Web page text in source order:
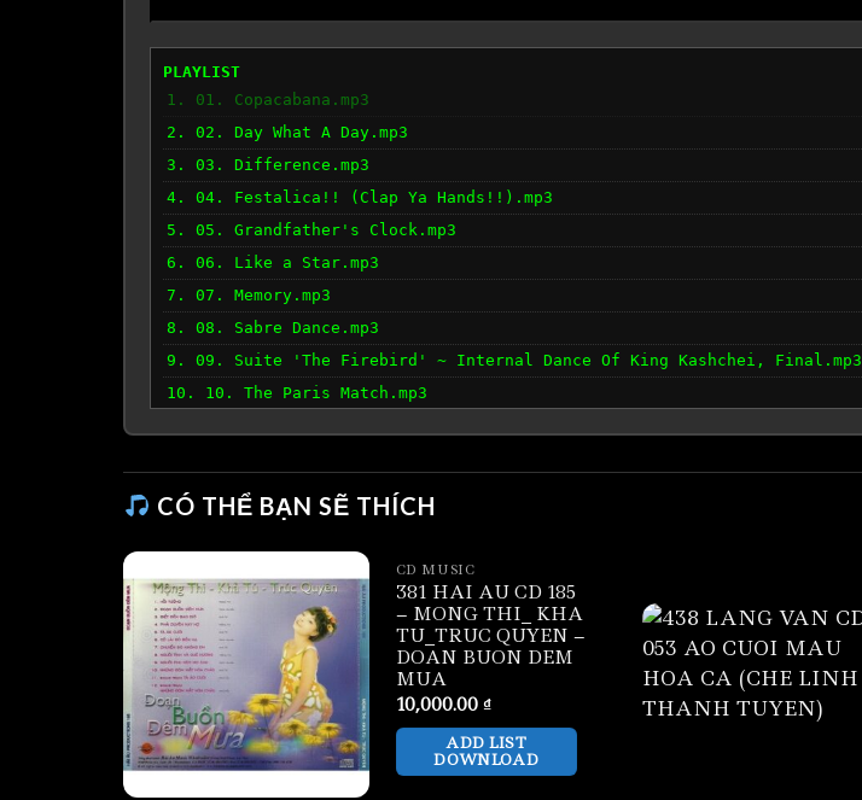
PLAYLIST
1. 01. Copacabana.mp3
2. 02. Day What A Day.mp3
3. 03. Difference.mp3
4. 04. Festalica!! (Clap Ya Hands!!).mp3
5. 05. Grandfather's Clock.mp3
6. 06. Like a Star.mp3
7. 07. Memory.mp3
8. 08. Sabre Dance.mp3
9. 09. Suite 'The Firebird' ~ Internal Dance Of King Kashchei, Final.mp3
10. 10. The Paris Match.mp3
13. 13. Traveler In The North.mp3
14. 14. Vivaldi's Song.mp3
15. 15. You Are The Sunshine Of My Life.mp3
CÓ THỂ BẠN SẼ THÍCH
CD MUSIC
381 HAI AU CD 185
– MONG THI_ KHA
TU_TRUC QUYEN –
DOAN BUON DEM
MUA
10,000.00 ₫
ADD LIST
DOWNLOAD